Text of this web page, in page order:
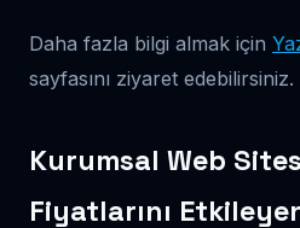
Daha fazla bilgi almak için
sayfasını ziyaret edebilirsiniz.
Kurumsal Web
Fiyatlarını